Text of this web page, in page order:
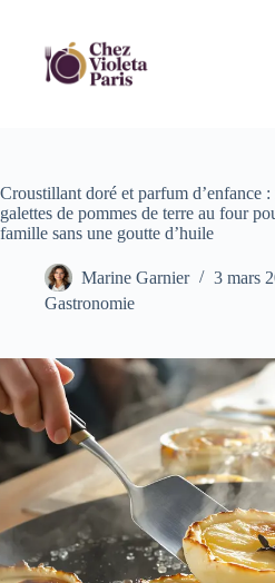
contenu
Croustillant doré et parfum d’enfance :
galettes de pommes de terre au four
famille sans une goutte d’huile
Marine Garnier
3 mars
Gastronomie